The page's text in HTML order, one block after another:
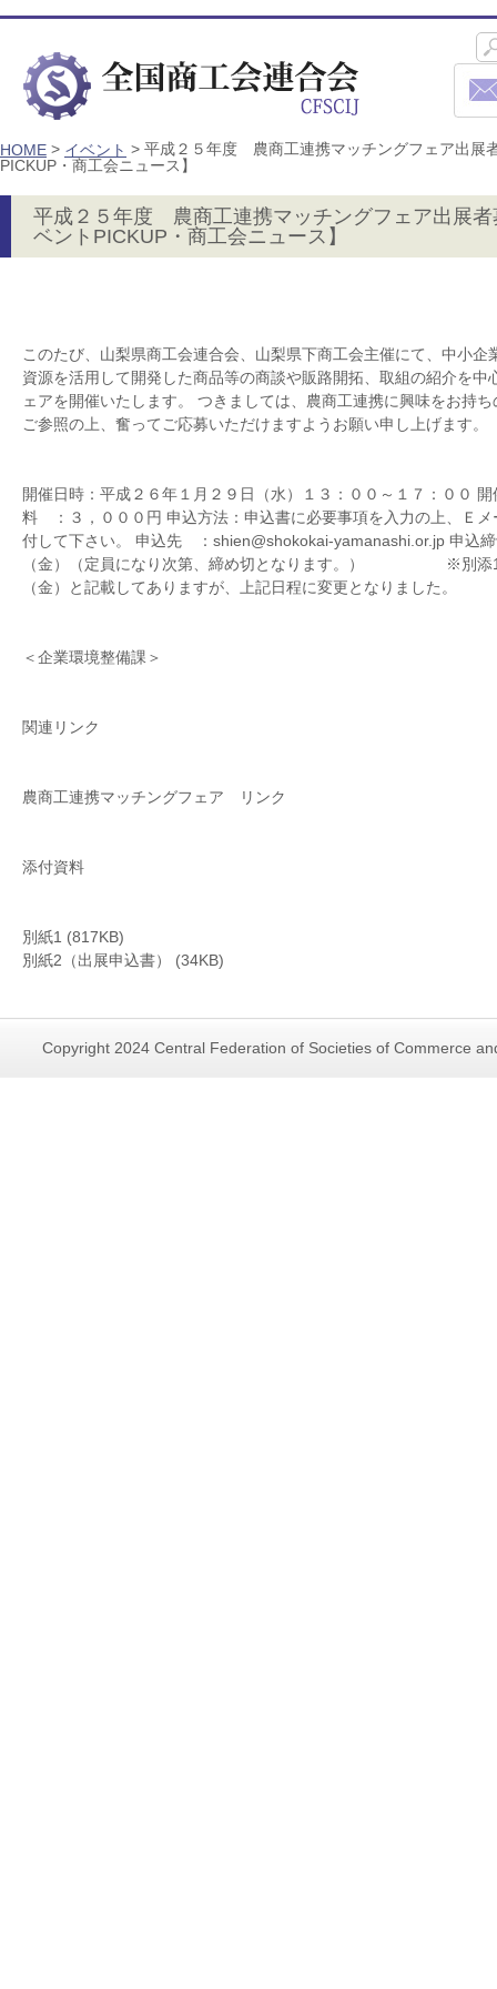
HOME > イベント > 平成２５年度 農商工連携マッチングフェア出展
PICKUP・商工会ニュース】
平成２５年度 農商工連携マッチングフェア出展
ベントPICKUP・商工会ニュース】
このたび、山梨県商工会連合会、山梨県下商工会主催にて、中小
資源を活用して開発した商品等の商談や販路開拓、取組の紹介を
ェアを開催いたします。 つきましては、農商工連携に興味をお持
ご参照の上、奮ってご応募いただけますようお願い申し上げます。
開催日時：平成２６年１月２９日（水）１３：００～１７：００
料 ：３，０００円 申込方法：申込書に必要事項を入力の上、Ｅ
付して下さい。 申込先 ：shien@shokokai-yamanashi.or.jp 申込
（金）（定員になり次第、締め切となります。） ※別添1
（金）と記載してありますが、上記日程に変更となりました。
＜企業環境整備課＞
関連リンク
農商工連携マッチングフェア リンク
添付資料
別紙1 (817KB)
別紙2（出展申込書） (34KB)
Copyright 2024 Central Federation of Societies of Commerce